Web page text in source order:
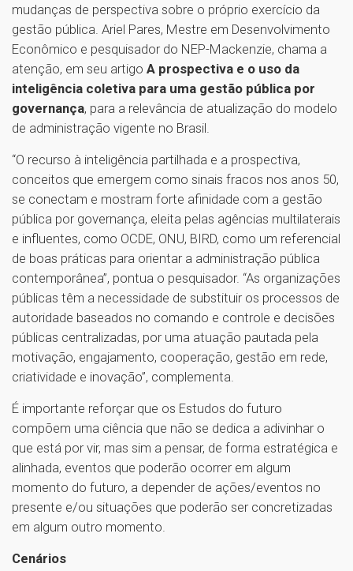
mudanças de perspectiva sobre o próprio exercício da
gestão pública. Ariel Pares, Mestre em Desenvolvimento
Econômico e pesquisador do NEP-Mackenzie, chama a
atenção, em seu artigo A prospectiva e o uso da
inteligência coletiva para uma gestão pública por
governança, para a relevância de atualização do modelo
de administração vigente no Brasil.
“O recurso à inteligência partilhada e a prospectiva,
conceitos que emergem como sinais fracos nos anos 50,
se conectam e mostram forte afinidade com a gestão
pública por governança, eleita pelas agências multilaterais
e influentes, como OCDE, ONU, BIRD, como um referencial
de boas práticas para orientar a administração pública
contemporânea”, pontua o pesquisador. “As organizações
públicas têm a necessidade de substituir os processos de
autoridade baseados no comando e controle e decisões
públicas centralizadas, por uma atuação pautada pela
motivação, engajamento, cooperação, gestão em rede,
criatividade e inovação”, complementa.
É importante reforçar que os Estudos do futuro
compõem uma ciência que não se dedica a adivinhar o
que está por vir, mas sim a pensar, de forma estratégica e
alinhada, eventos que poderão ocorrer em algum
momento do futuro, a depender de ações/eventos no
presente e/ou situações que poderão ser concretizadas
em algum outro momento.
Cenários